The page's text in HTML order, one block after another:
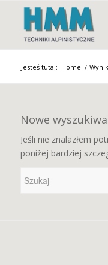
Jesteś tutaj: Home /
Nowe
Jeśli nie znalazłem
poniżej bardziej